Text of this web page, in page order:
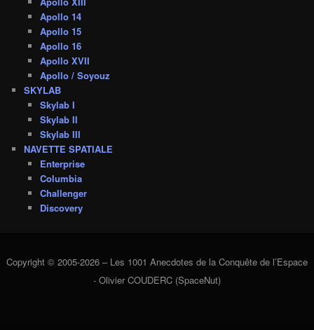
Apollo 14
Apollo 15
Apollo 16
Apollo XVII
Apollo / Soyouz
SKYLAB
Skylab I
Skylab II
Skylab III
NAVETTE SPATIALE
Enterprise
Columbia
Challenger
Discovery
Copyright © 2005-2026 – Les 1001 Anecdotes de la Conquête de l’Espace
- Olivier COUDERC (SpaceNut)